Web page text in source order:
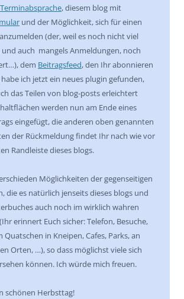
, diesem blog mit
und der Möglichkeit, sich für einen
anzumelden (der, weil es noch nicht viel
und auch mangels Anmeldungen, noch
dem Beitragsfeed, den Ihr abonnieren
ich jetzt ein neues plugin gefunden,
das Teilen von blog-posts erleichtert
werden nun am Ende eines
eingefügt, die anderen oben genannten
der Rückmeldung findet Ihr nach wie vor
Randleiste dieses blogs.
Möglichkeiten der gegenseitigen
die es natürlich jenseits dieses blogs und
auch noch im wirklich wahren
erinnert Euch sicher: Telefon, Besuche,
Quatschen in Kneipen, Cafes, Parks, an
Orten, …), so dass möglichst viele sich
können. Ich würde mich freuen.
schönen Herbsttag!